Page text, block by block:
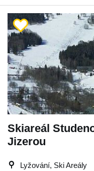
Skiareál
Jizerou
Lyžování, Ski Areály